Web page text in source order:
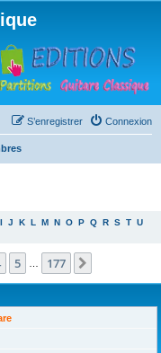
Connexion
S’enregistrer
I J K L M N O P Q R S T U
5 177